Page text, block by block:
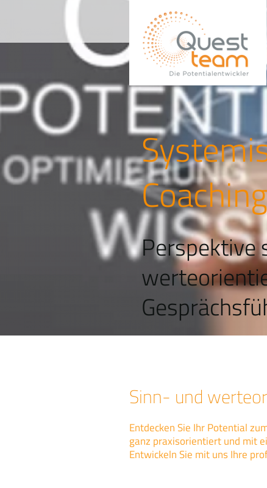
Perspektive
Sinn- und
Entdecken Sie Ihr Potential
ganz praxisorientiert und mit
Entwickeln Sie mit uns Ihre